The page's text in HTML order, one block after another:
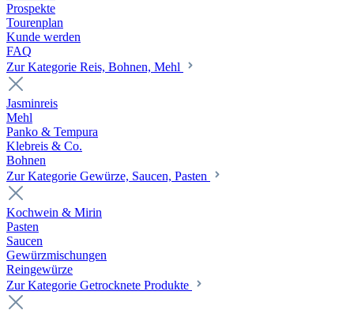
Prospekte
Tourenplan
Kunde werden
FAQ
Zur Kategorie Reis, Bohnen, Mehl
Jasminreis
Mehl
Panko & Tempura
Klebreis & Co.
Bohnen
Zur Kategorie Gewürze, Saucen, Pasten
Kochwein & Mirin
Pasten
Saucen
Gewürzmischungen
Reingewürze
Zur Kategorie Getrocknete Produkte